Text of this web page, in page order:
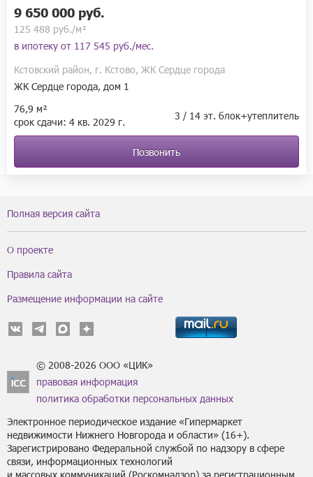
9 650 000 руб.
125 488 руб./м²
в ипотеку от 117 545 руб./мес.
Кстовский район, г. Кстово, ЖК Сердце города
ЖК Сердце города, дом 1
76,9 м²
срок сдачи: 4 кв. 2029 г. 3 / 14 эт. блок+утеплитель
Позвонить
Полная версия сайта
О проекте
Правила сайта
Размещение информации на сайте
© 2008-2026 ООО «ЦИК»
правовая информация
политика обработки персональных данных
Электронное периодическое издание «Гипермаркет
недвижимости Нижнего Новгорода и области» (16+).
Зарегистрировано Федеральной службой по надзору в сфере
связи, информационных технологий